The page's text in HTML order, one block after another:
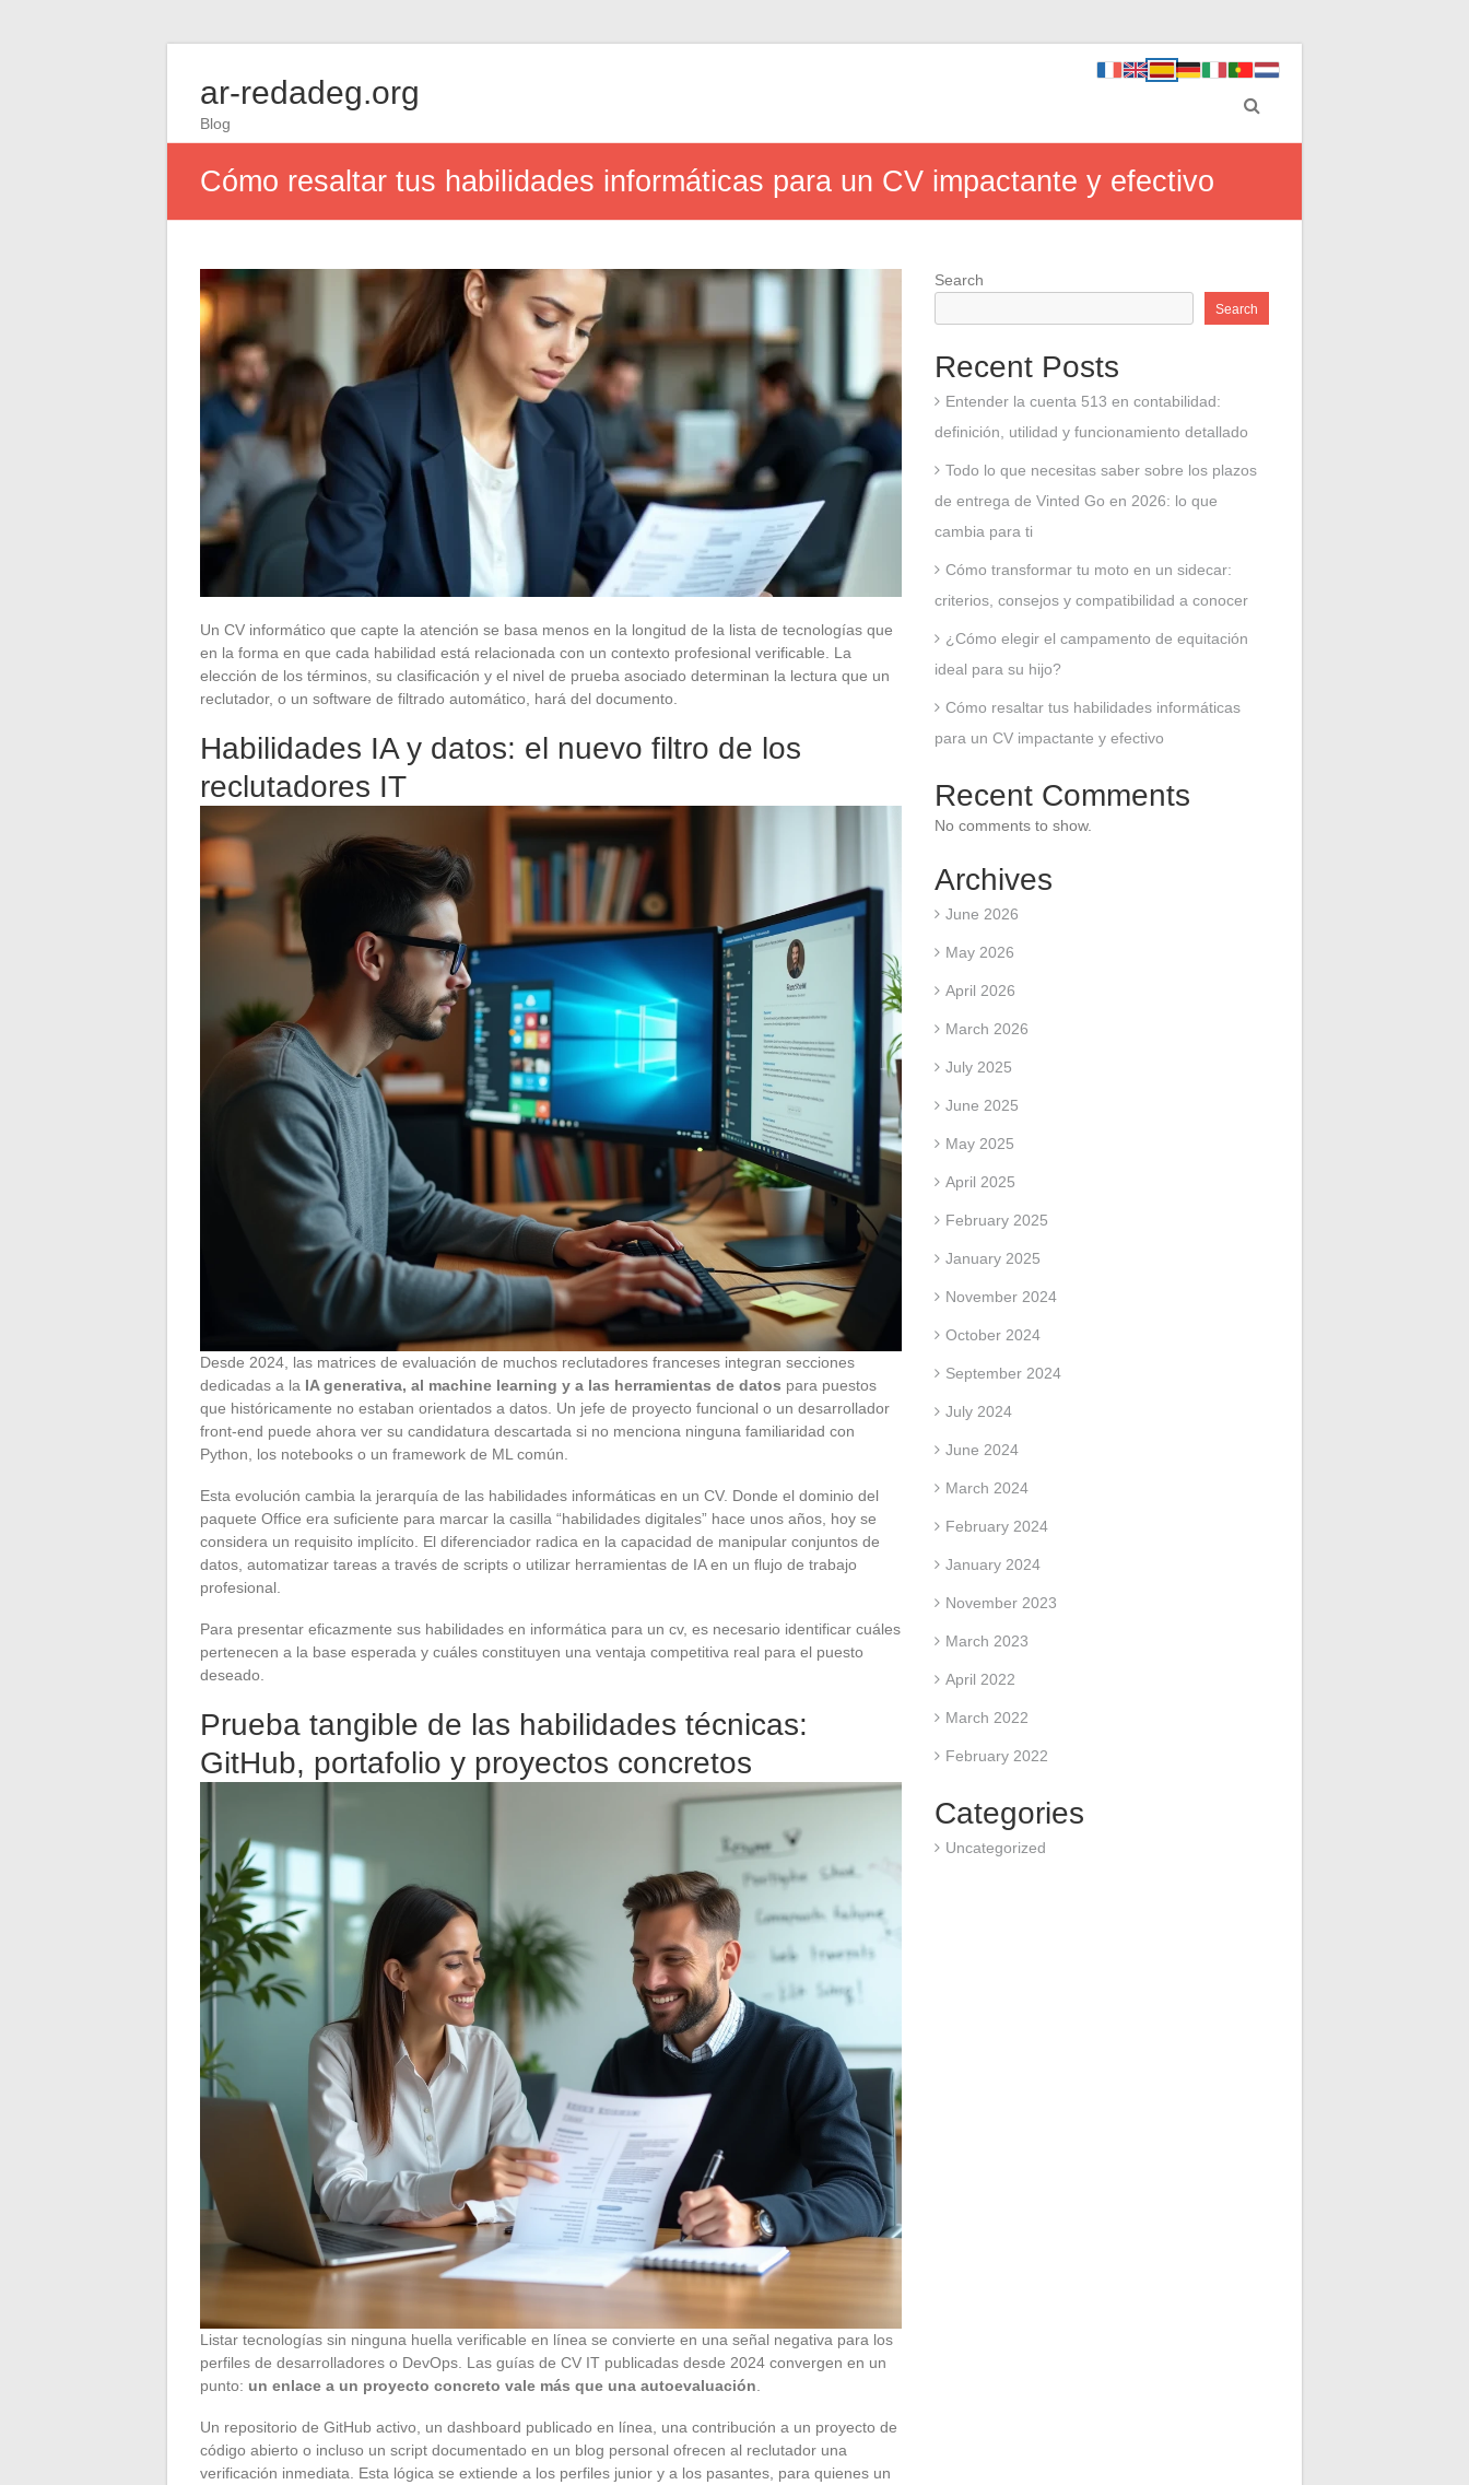
ar-redadeg.org
Blog
Cómo resaltar tus habilidades informáticas para un CV impactante y efectivo
Un CV informático que capte la atención se basa menos en la longitud de la lista de tecnologías que
en la forma en que cada habilidad está relacionada con un contexto profesional verificable. La
elección de los términos, su clasificación y el nivel de prueba asociado determinan la lectura que un
reclutador, o un software de filtrado automático, hará del documento.
Habilidades IA y datos: el nuevo filtro de los
reclutadores IT
Desde 2024, las matrices de evaluación de muchos reclutadores franceses integran secciones
dedicadas a la IA generativa, al machine learning y a las herramientas de datos para puestos
que históricamente no estaban orientados a datos. Un jefe de proyecto funcional o un desarrollador
front-end puede ahora ver su candidatura descartada si no menciona ninguna familiaridad con
Python, los notebooks o un framework de ML común.
Esta evolución cambia la jerarquía de las habilidades informáticas en un CV. Donde el dominio del
paquete Office era suficiente para marcar la casilla “habilidades digitales” hace unos años, hoy se
considera un requisito implícito. El diferenciador radica en la capacidad de manipular conjuntos de
datos, automatizar tareas a través de scripts o utilizar herramientas de IA en un flujo de trabajo
profesional.
Para presentar eficazmente sus habilidades en informática para un cv, es necesario identificar cuáles
pertenecen a la base esperada y cuáles constituyen una ventaja competitiva real para el puesto
deseado.
Prueba tangible de las habilidades técnicas:
GitHub, portafolio y proyectos concretos
Listar tecnologías sin ninguna huella verificable en línea se convierte en una señal negativa para los
perfiles de desarrolladores o DevOps. Las guías de CV IT publicadas desde 2024 convergen en un
punto: un enlace a un proyecto concreto vale más que una autoevaluación
Un repositorio de GitHub activo, un dashboard publicado en línea, una contribución a un proyecto de
código abierto o incluso un script documentado en un blog personal ofrecen al reclutador una
verificación inmediata. Esta lógica se extiende a los perfiles junior y a los pasantes, para quienes un
Search
Search
Recent Posts
Entender la cuenta 513 en contabilidad:
definición, utilidad y funcionamiento detallado
Todo lo que necesitas saber sobre los plazos
de entrega de Vinted Go en 2026: lo que
cambia para ti
Cómo transformar tu moto en un sidecar:
criterios, consejos y compatibilidad a conocer
¿Cómo elegir el campamento de equitación
ideal para su hijo?
Cómo resaltar tus habilidades informáticas
para un CV impactante y efectivo
Recent Comments
No comments to show.
Archives
June 2026
May 2026
April 2026
March 2026
July 2025
June 2025
May 2025
April 2025
February 2025
January 2025
November 2024
October 2024
September 2024
July 2024
June 2024
March 2024
February 2024
January 2024
November 2023
March 2023
April 2022
March 2022
February 2022
Categories
Uncategorized